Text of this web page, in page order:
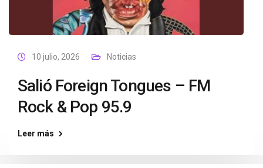
10 julio, 2026 Noticias
Salió Foreign Tongues – FM
Rock & Pop 95.9
Leer más